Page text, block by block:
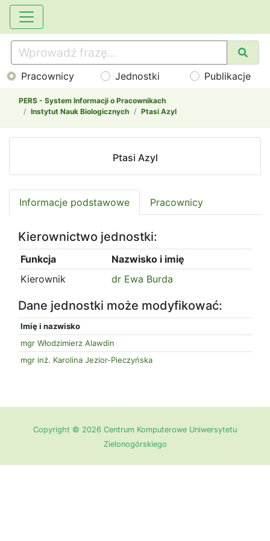
Pracownicy Jednostki Publikacje
PERS - System Informacji o Pracownikach
Instytut Nauk Biologicznych
Ptasi Azyl
Ptasi Azyl
Informacje podstawowe Pracownicy
Kierownictwo jednostki:
Funkcja
Nazwisko i imię
Kierownik
dr Ewa Burda
Dane jednostki może modyfikować:
Imię i nazwisko
mgr Włodzimierz Alawdin
mgr inż. Karolina Jezior-Pieczyńska
Copyright © 2026 Centrum Komputerowe Uniwersytetu
Zielonogórskiego